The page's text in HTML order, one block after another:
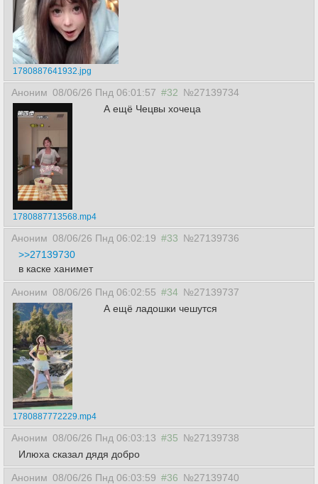
1780887641932.jpg
Аноним 08/06/26 Пнд 06:01:57 #32 №27139734
1780887713568.mp4
А ещё Чецвы хочеца
Аноним 08/06/26 Пнд 06:02:19 #33 №27139736
>>27139730
в каске ханимет
Аноним 08/06/26 Пнд 06:02:55 #34 №27139737
1780887772229.mp4
А ещё ладошки чешутся
Аноним 08/06/26 Пнд 06:03:13 #35 №27139738
Илюха сказал дядя добро
Аноним 08/06/26 Пнд 06:03:59 #36 №27139740